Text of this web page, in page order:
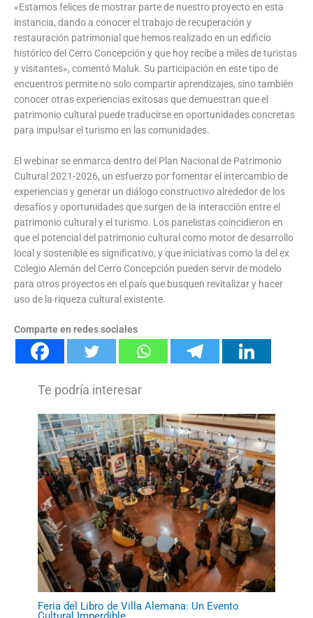
«Estamos felices de mostrar parte de nuestro proyecto en esta
instancia, dando a conocer el trabajo de recuperación y
restauración patrimonial que hemos realizado en un edificio
histórico del Cerro Concepción y que hoy recibe a miles de turistas
y visitantes», comentó Maluk. Su participación en este tipo de
encuentros permite no solo compartir aprendizajes, sino también
conocer otras experiencias exitosas que demuestran que el
patrimonio cultural puede traducirse en oportunidades concretas
para impulsar el turismo en las comunidades.
El webinar se enmarca dentro del Plan Nacional de Patrimonio
Cultural 2021-2026, un esfuerzo por fomentar el intercambio de
experiencias y generar un diálogo constructivo alrededor de los
desafíos y oportunidades que surgen de la interacción entre el
patrimonio cultural y el turismo. Los panelistas coincidieron en
que el potencial del patrimonio cultural como motor de desarrollo
local y sostenible es significativo, y que iniciativas como la del ex
Colegio Alemán del Cerro Concepción pueden servir de modelo
para otros proyectos en el país que busquen revitalizar y hacer
uso de la riqueza cultural existente.
Comparte en redes sociales
Feria del Libro de Villa Alemana: Un Evento